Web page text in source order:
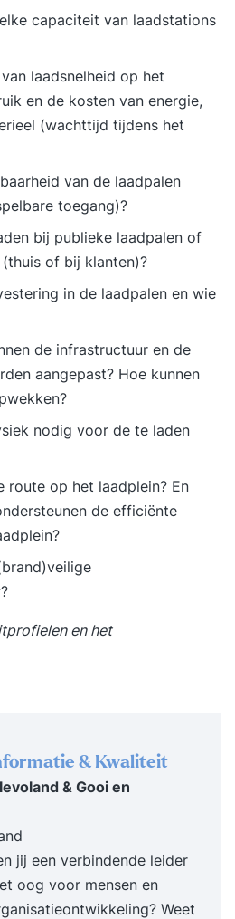
en uitdagingen van
- Je hebt een visie op
voor je eigen organisatie
certificeringen en
duurzaam ondernemen
zijn - Je kunt een
beleid opzetten en
de juiste mensen en
duurzaam ondernemen
passende bij de missie,
geschreven voor
in je organisatie -
duurzaam ondernemen -
- People, Planet,
Circulaire economie /
- De verschijningsvormen
- Nieuwe
voor nulmeting,
beleidsdoelen en
richtlijnen en
instrumenten,
- Communicatie en
- Adviesrapport
- Praktijksituaties en -
leerdoelen staan centraal
professional leg je tijdens
tussen de theorie en je
maximale groepsgrootte
sfeer en biedt veel
uit te wisselen en
capaciteit van laadstations
laadsnelheid op het
en de kosten van energie,
(wachttijd tijdens het
van de laadpalen
toegang)?
bij publieke laadpalen of
of bij klanten)?
in de laadpalen en wie
de infrastructuur en de
aangepast? Hoe kunnen
nodig voor de te laden
route op het laadplein? En
de efficiënte
en het
& Kwaliteit
& Gooi en
jij een verbindende leider
oog voor mensen en
Weet